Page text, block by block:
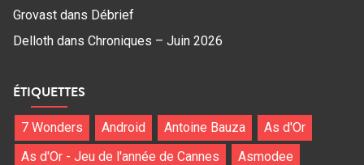
Grovast dans Débrief
Delloth dans Chroniques – Juin 2026
ÉTIQUETTES
7 Wonders Android Antoine Bauza
As d'Or
As d'Or - Jeu de l'année de Cannes
Asmodee